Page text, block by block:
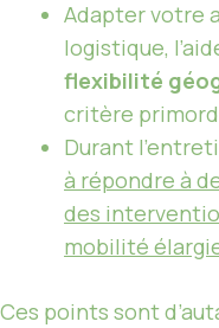
Adapter votre
logistique,
flexibilité
critère
Durant
à répondre à
des
mobilité
Ces points sont